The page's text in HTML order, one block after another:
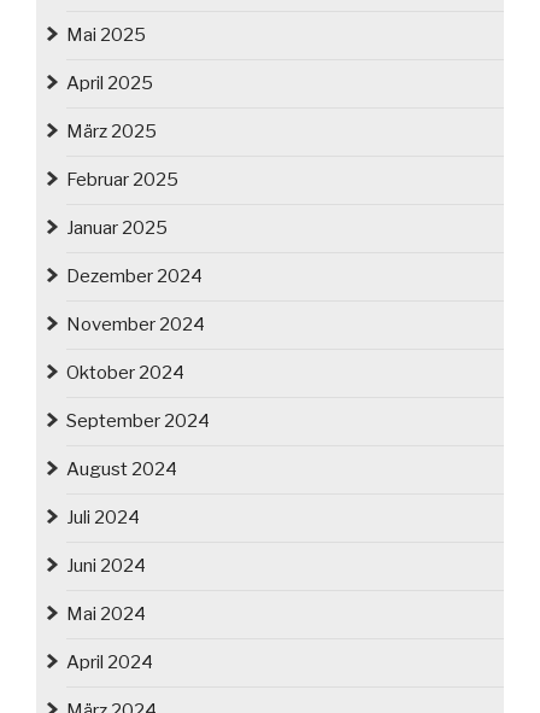
Mai 2025
April 2025
März 2025
Februar 2025
Januar 2025
Dezember 2024
November 2024
Oktober 2024
September 2024
August 2024
Juli 2024
Juni 2024
Mai 2024
April 2024